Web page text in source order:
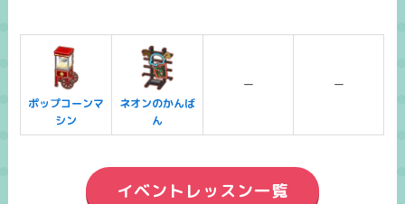
ポップコーンマ
シン
ネオンのかんば
ん
ー ー
イベントレッスン一覧